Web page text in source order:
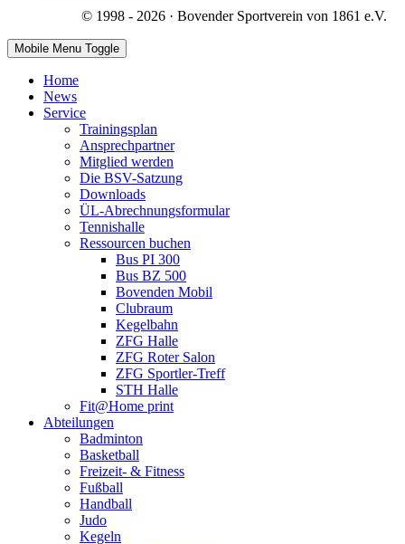
© 1998 - 2026 · Bovender Sportverein von 1861 e.V.
Mobile Menu Toggle
Home
News
Service
Trainingsplan
Ansprechpartner
Mitglied werden
Die BSV-Satzung
Downloads
ÜL-Abrechnungsformular
Tennishalle
Ressourcen buchen
Bus PI 300
Bus BZ 500
Bovenden Mobil
Clubraum
Kegelbahn
ZFG Halle
ZFG Roter Salon
ZFG Sportler-Treff
STH Halle
Fit@Home print
Abteilungen
Badminton
Basketball
Freizeit- & Fitness
Fußball
Handball
Judo
Kegeln